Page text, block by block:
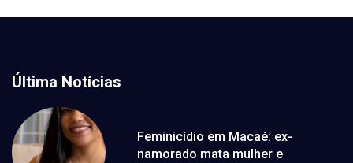
Última Notícias
Feminicídio em Macaé: ex-
namorado mata mulher e